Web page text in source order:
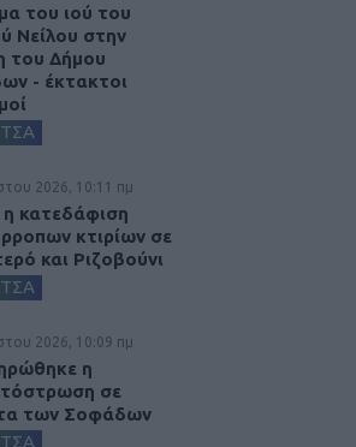
του ιού του
Νείλου στην
του Δήμου
- έκτακτοι
2026, 10:11 πμ
η κατεδάφιση
κτιρίων σε
και Ριζοβούνι
2026, 10:09 πμ
η
σε
των Σοφάδων